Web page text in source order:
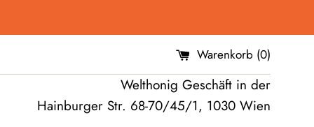
Warenkorb (0)
Welthonig Geschäft in der
Hainburger Str. 68-70/45/1, 1030 Wien